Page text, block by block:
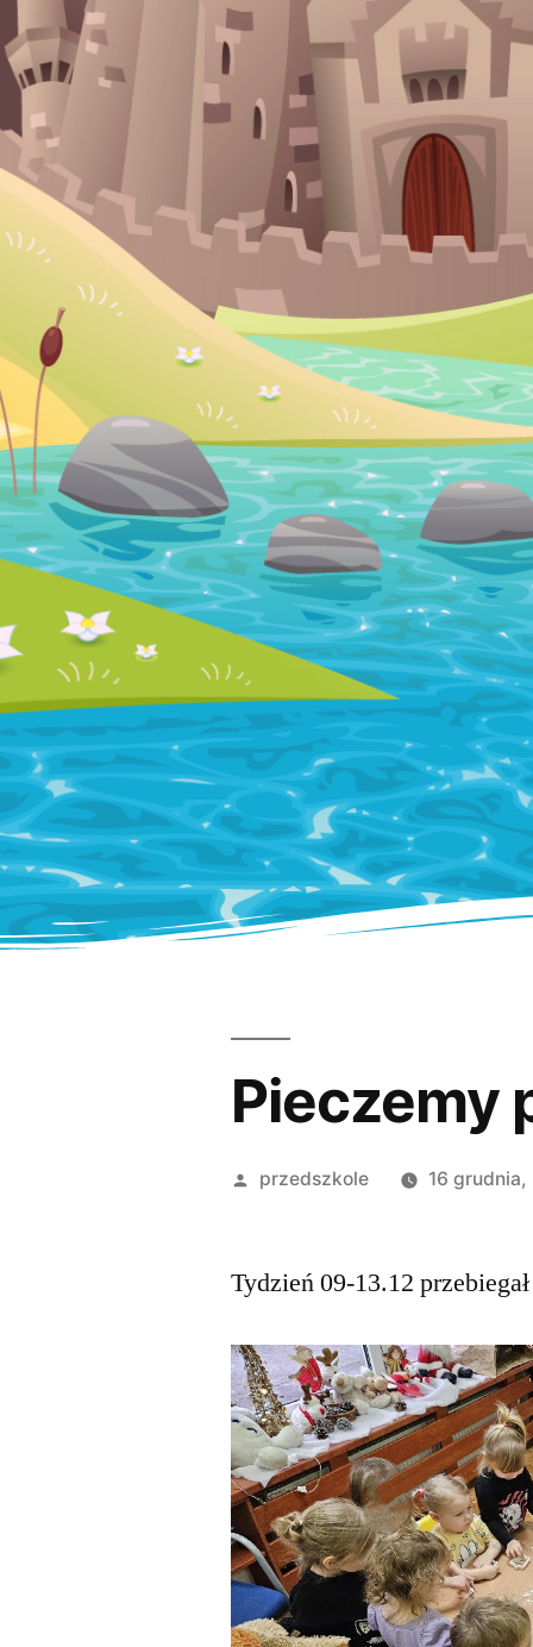
Pieczemy
przedszkole 16
Tydzień 09-13.12